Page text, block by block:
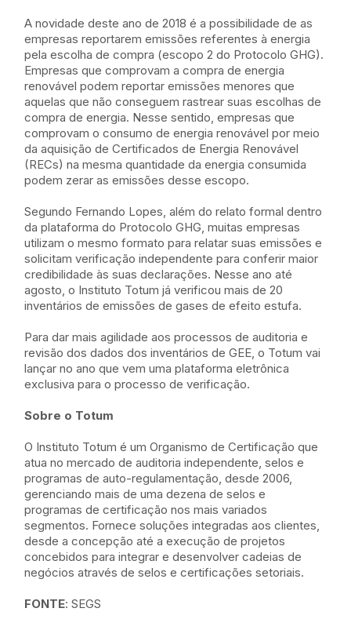
A novidade deste ano de 2018 é a possibilidade de as
empresas reportarem emissões referentes à energia
pela escolha de compra (escopo 2 do Protocolo GHG).
Empresas que comprovam a compra de energia
renovável podem reportar emissões menores que
aquelas que não conseguem rastrear suas escolhas de
compra de energia. Nesse sentido, empresas que
comprovam o consumo de energia renovável por meio
da aquisição de Certificados de Energia Renovável
(RECs) na mesma quantidade da energia consumida
podem zerar as emissões desse escopo.
Segundo Fernando Lopes, além do relato formal dentro
da plataforma do Protocolo GHG, muitas empresas
utilizam o mesmo formato para relatar suas emissões e
solicitam verificação independente para conferir maior
credibilidade às suas declarações. Nesse ano até
agosto, o Instituto Totum já verificou mais de 20
inventários de emissões de gases de efeito estufa.
Para dar mais agilidade aos processos de auditoria e
revisão dos dados dos inventários de GEE, o Totum vai
lançar no ano que vem uma plataforma eletrônica
exclusiva para o processo de verificação.
Sobre o Totum
O Instituto Totum é um Organismo de Certificação que
atua no mercado de auditoria independente, selos e
programas de auto-regulamentação, desde 2006,
gerenciando mais de uma dezena de selos e
programas de certificação nos mais variados
segmentos. Fornece soluções integradas aos clientes,
desde a concepção até a execução de projetos
concebidos para integrar e desenvolver cadeias de
negócios através de selos e certificações setoriais.
FONTE: SEGS